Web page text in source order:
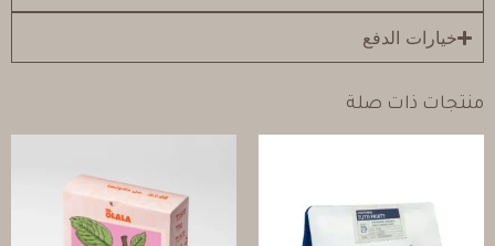
خيارات الدفع
منتجات ذات صلة